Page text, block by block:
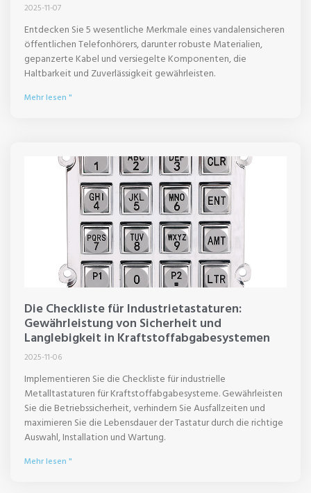
2025-11-07
Entdecken Sie 5 wesentliche Merkmale eines vandalensicheren
öffentlichen Telefonhörers, darunter robuste Materialien,
gepanzerte Kabel und versiegelte Komponenten, die
Haltbarkeit und Zuverlässigkeit gewährleisten.
Mehr lesen "
Die Checkliste für Industrietastaturen:
Gewährleistung von Sicherheit und
Langlebigkeit in Kraftstoffabgabesystemen
2025-11-06
Implementieren Sie die Checkliste für industrielle
Metalltastaturen für Kraftstoffabgabesysteme. Gewährleisten
Sie die Betriebssicherheit, verhindern Sie Ausfallzeiten und
maximieren Sie die Lebensdauer der Tastatur durch die richtige
Auswahl, Installation und Wartung.
Mehr lesen "